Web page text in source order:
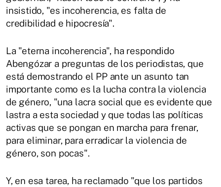
insistido, "es incoherencia, es falta de
credibilidad e hipocresía".
La "eterna incoherencia", ha respondido
Abengózar a preguntas de los periodistas, que
está demostrando el PP ante un asunto tan
importante como es la lucha contra la violencia
de género, "una lacra social que es evidente que
lastra a esta sociedad y que todas las políticas
activas que se pongan en marcha para frenar,
para eliminar, para erradicar la violencia de
género, son pocas".
Y, en esa tarea, ha reclamado "que los partidos